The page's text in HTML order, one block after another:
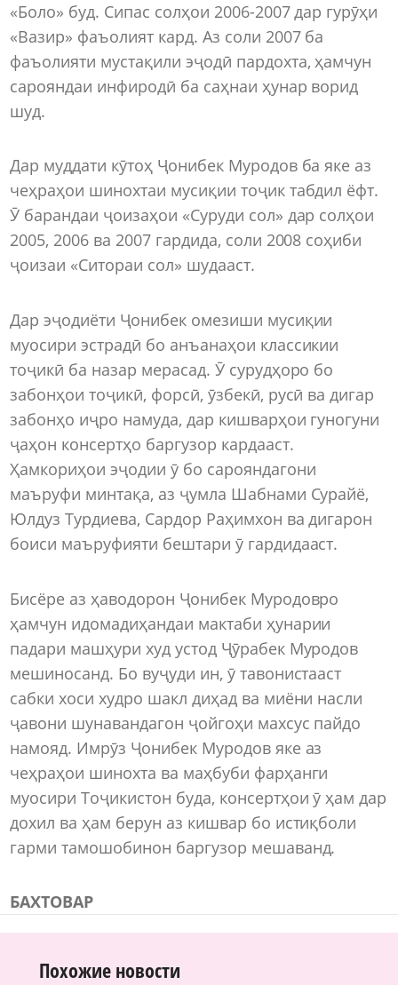
«Боло» буд. Сипас солҳои 2006-2007 дар гурӯҳи
«Вазир» фаъолият кард. Аз соли 2007 ба
фаъолияти мустақили эҷодӣ пардохта, ҳамчун
сарояндаи инфиродӣ ба саҳнаи ҳунар ворид
шуд.
Дар муддати кӯтоҳ Ҷонибек Муродов ба яке аз
чеҳраҳои шинохтаи мусиқии тоҷик табдил ёфт.
Ӯ барандаи ҷоизаҳои «Суруди сол» дар солҳои
2005, 2006 ва 2007 гардида, соли 2008 соҳиби
ҷоизаи «Ситораи сол» шудааст.
Дар эҷодиёти Ҷонибек омезиши мусиқии
муосири эстрадӣ бо анъанаҳои классикии
тоҷикӣ ба назар мерасад. Ӯ сурудҳоро бо
забонҳои тоҷикӣ, форсӣ, ӯзбекӣ, русӣ ва дигар
забонҳо иҷро намуда, дар кишварҳои гуногуни
ҷаҳон консертҳо баргузор кардааст.
Ҳамкориҳои эҷодии ӯ бо сарояндагони
маъруфи минтақа, аз ҷумла Шабнами Сурайё,
Юлдуз Турдиева, Сардор Раҳимхон ва дигарон
боиси маъруфияти бештари ӯ гардидааст.
Бисёре аз ҳаводорон Ҷонибек Муродовро
ҳамчун идомадиҳандаи мактаби ҳунарии
падари машҳури худ устод Ҷӯрабек Муродов
мешиносанд. Бо вуҷуди ин, ӯ тавонистааст
сабки хоси худро шакл диҳад ва миёни насли
ҷавони шунавандагон ҷойгоҳи махсус пайдо
намояд. Имрӯз Ҷонибек Муродов яке аз
чеҳраҳои шинохта ва маҳбуби фарҳанги
муосири Тоҷикистон буда, консертҳои ӯ ҳам дар
дохил ва ҳам берун аз кишвар бо истиқболи
гарми тамошобинон баргузор мешаванд.
БАХТОВАР
Похожие новости